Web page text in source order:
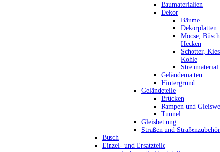
Baumaterialien
Dekor
Bäume
Dekorplatten
Moose,
Hecken
Schotter,
Kohle
Streumaterial
Geländematten
Hintergrund
Geländeteile
Brücken
Rampen und
Tunnel
Gleisbettung
Straßen und Straßenzubehör
Busch
Einzel- und Ersatzteile